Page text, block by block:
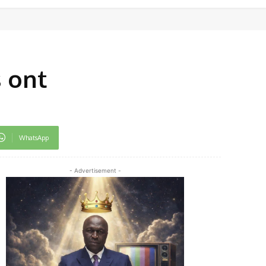
ont
WhatsApp
- Advertisement -